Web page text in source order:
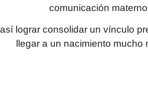
comunicación
así lograr consolidar un vínculo
llegar a un nacimiento mucho